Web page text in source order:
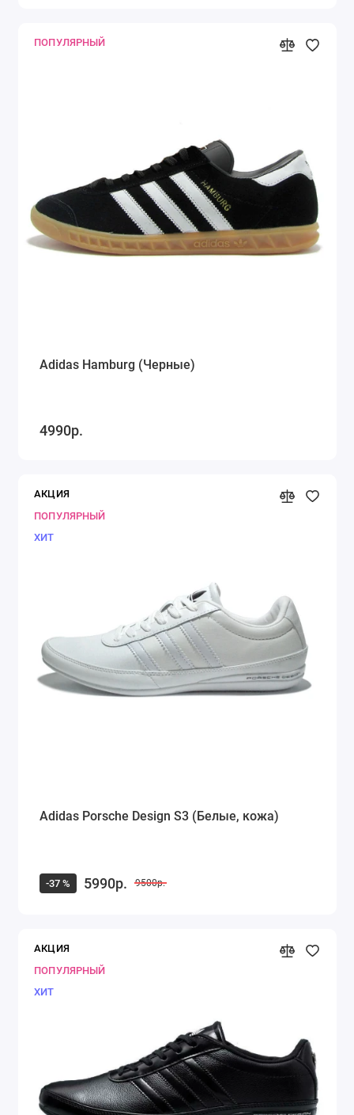
ПОПУЛЯРНЫЙ
Adidas Hamburg (Черные)
4990р.
АКЦИЯ
ПОПУЛЯРНЫЙ
ХИТ
Adidas Porsche Design S3 (Белые, кожа)
-37 % 5990р. 9500р.
АКЦИЯ
ПОПУЛЯРНЫЙ
ХИТ